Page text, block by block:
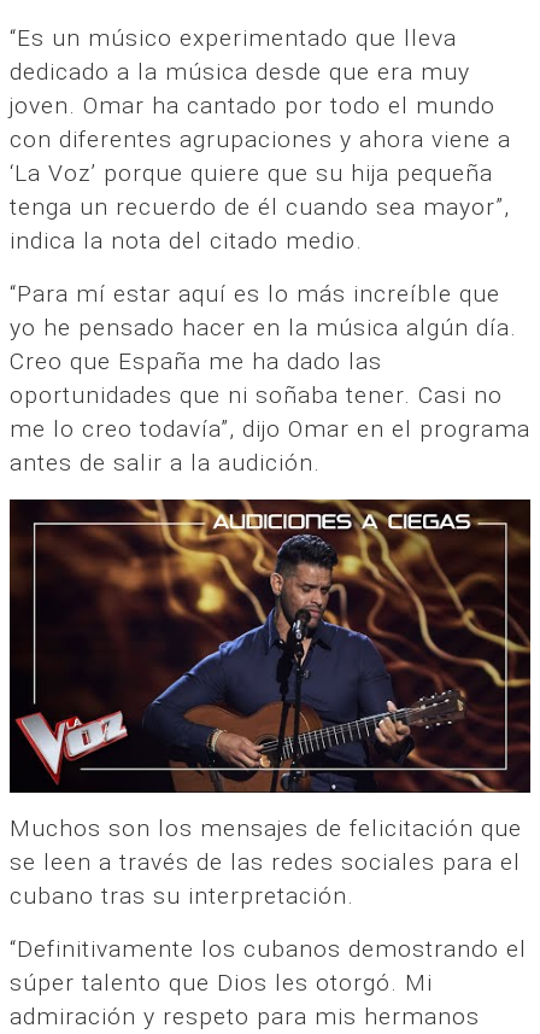
“Es un músico experimentado que lleva
dedicado a la música desde que era muy
joven. Omar ha cantado por todo el mundo
con diferentes agrupaciones y ahora viene a
‘La Voz’ porque quiere que su hija pequeña
tenga un recuerdo de él cuando sea mayor”,
indica la nota del citado medio.
“Para mí estar aquí es lo más increíble que
yo he pensado hacer en la música algún día.
Creo que España me ha dado las
oportunidades que ni soñaba tener. Casi no
me lo creo todavía”, dijo Omar en el programa
antes de salir a la audición.
Muchos son los mensajes de felicitación que
se leen a través de las redes sociales para el
cubano tras su interpretación.
“Definitivamente los cubanos demostrando el
súper talento que Dios les otorgó. Mi
admiración y respeto para mis hermanos